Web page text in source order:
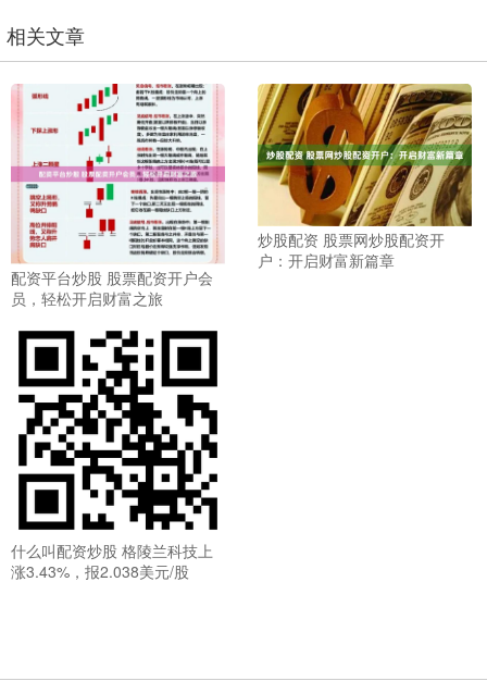
相关文章
配资平台炒股 股票配资开户会
员，轻松开启财富之旅
炒股配资 股票网炒股配资开
户：开启财富新篇章
什么叫配资炒股 格陵兰科技上
涨3.43%，报2.038美元/股